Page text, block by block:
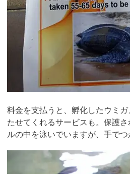
料金を支払うと、孵化したウミ
たせてくれるサービスも。保護
ルの中を泳いでいますが、手でつ